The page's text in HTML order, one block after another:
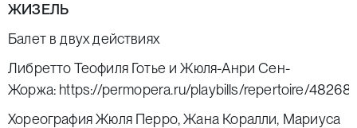
ЖИЗЕЛЬ
Балет в двух действиях
Либретто Теофиля Готье и Жюля-Анри Сен-
Жоржа: https://permopera.ru/playbills/repertoire/48268/
Хореография Жюля Перро, Жана Коралли, Мариуса